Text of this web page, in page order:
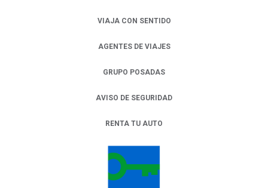
VIAJA CON SENTIDO
AGENTES DE VIAJES
GRUPO POSADAS
AVISO DE SEGURIDAD
RENTA TU AUTO
OPENS IN A NEW TAB.